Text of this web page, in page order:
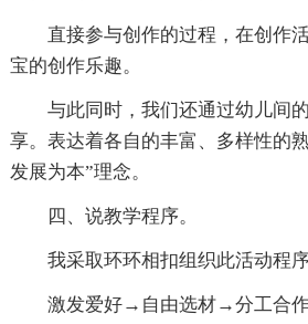
直接参与创作的过程，在创作
宝的创作乐趣。
与此同时，我们还通过幼儿间
享。表达着各自的丰富、多样性的
发展为本”理念。
四、说教学程序。
我采取环环相扣组织此活动程
激发爱好→自由选材→分工合